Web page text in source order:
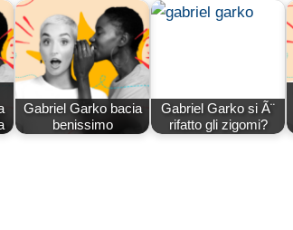
Gabriel Garko bacia
benissimo
Gabriel Garko si Ã¨
rifatto gli zigomi?